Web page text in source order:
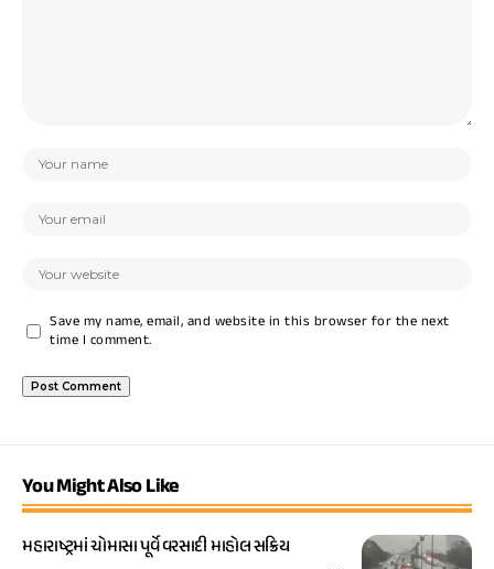
Save my name, email, and website in this browser for the next
time I comment.
You Might Also Like
મહારાષ્ટ્રમાં ચોમાસા પૂર્વે વરસાદી માહોલ સક્રિય